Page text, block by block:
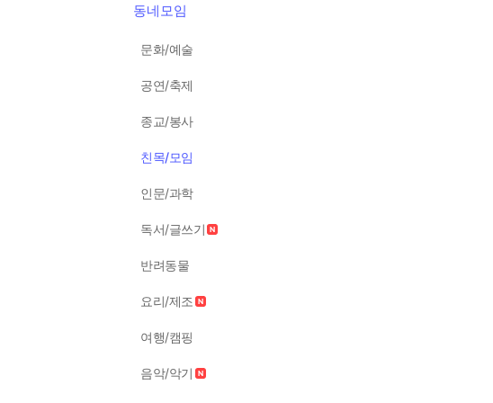
동네모임
문화/예술
공연/축제
종교/봉사
친목/모임
인문/과학
독서/글쓰기
반려동물
요리/제조
여행/캠핑
음악/악기